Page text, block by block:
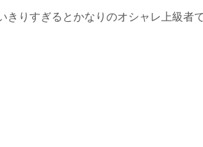
きりすぎるとかなりのオシャレ上級者で